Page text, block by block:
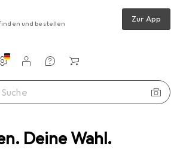
Deine Wahl.
und bestellen Zur App
Produktbewertungen sehr professionell